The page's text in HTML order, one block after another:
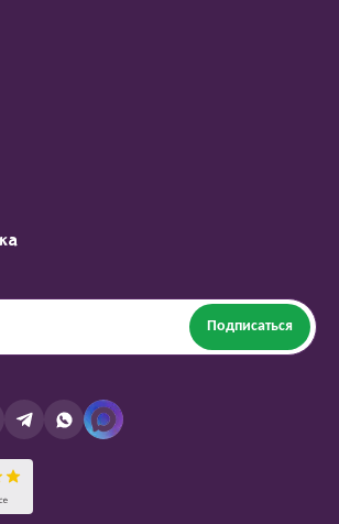
Подписаться